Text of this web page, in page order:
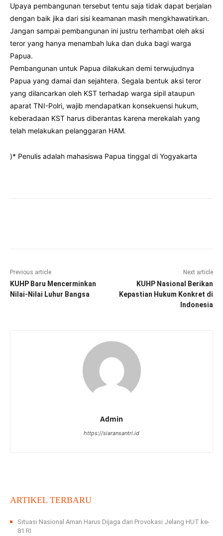
Upaya pembangunan tersebut tentu saja tidak dapat berjalan
dengan baik jika dari sisi keamanan masih mengkhawatirkan.
Jangan sampai pembangunan ini justru terhambat oleh aksi
teror yang hanya menambah luka dan duka bagi warga
Papua.
Pembangunan untuk Papua dilakukan demi terwujudnya
Papua yang damai dan sejahtera. Segala bentuk aksi teror
yang dilancarkan oleh KST terhadap warga sipil ataupun
aparat TNI-Polri, wajib mendapatkan konsekuensi hukum,
keberadaan KST harus diberantas karena merekalah yang
telah melakukan pelanggaran HAM.
)* Penulis adalah mahasiswa Papua tinggal di Yogyakarta
Previous article
KUHP Baru Mencerminkan
Nilai-Nilai Luhur Bangsa
Next article
KUHP Nasional Berikan
Kepastian Hukum Konkret di
Indonesia
Admin
https://siaransantri.id
ARTIKEL TERBARU
Situasi Nasional Aman Harus Dijaga dari Provokasi Jelang HUT ke-
81 RI